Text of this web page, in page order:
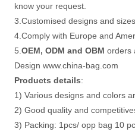
know your request.
3.Customised designs and
4.Comply with Europe and
5. OEM, ODM and OBM orders
Design www.china-bag.com
Products details:
1) Various designs and colors
2) Good quality and
3) Packing: 1pcs/ opp bag 10